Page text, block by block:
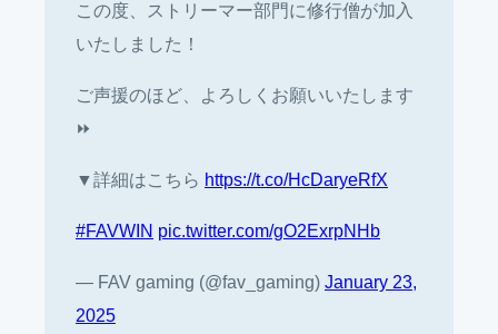
この度、ストリーマー部門に修行僧が加入
いたしました！
ご声援のほど、よろしくお願いいたします
⏩
▼詳細はこちら https://t.co/HcDaryeRfX
#FAVWIN pic.twitter.com/gO2ExrpNHb
— FAV gaming (@fav_gaming) January 23,
2025